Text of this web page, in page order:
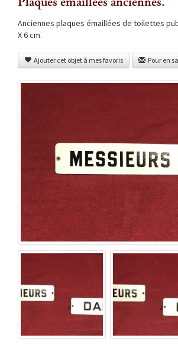
Plaques émaillées anciennes.
Anciennes plaques émaillées de toilettes
X 6 cm.
Ajouter cet objet à mes favoris Pour en